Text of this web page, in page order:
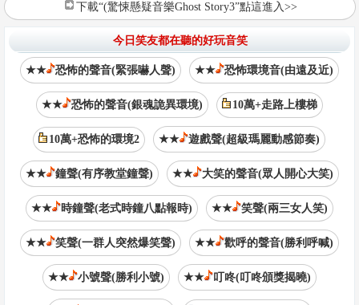
下載“(驚悚懸疑音樂Ghost Story3”點這進入>>
今日笑友都在聽的好玩音笑
★★ 恐怖的聲音(緊張嚇人聲) ★★ 恐怖環境音(由遠及近)
★★ 恐怖的聲音(銀魂詭異環境) 10萬+走路上樓梯
10萬+恐怖的環境2 ★★ 遊戲聲(超級瑪麗動感節奏)
★★ 鐘聲(有序教堂鐘聲) ★★ 大笑的聲音(眾人開心大笑)
★★ 時鐘聲(老式時鐘八點報時) ★★ 笑聲(兩三女人笑)
★★ 笑聲(一群人突然爆笑聲) ★★ 歡呼的聲音(勝利呼喊)
★★ 小號聲(勝利小號) ★★ 叮咚(叮咚頒獎揭曉)